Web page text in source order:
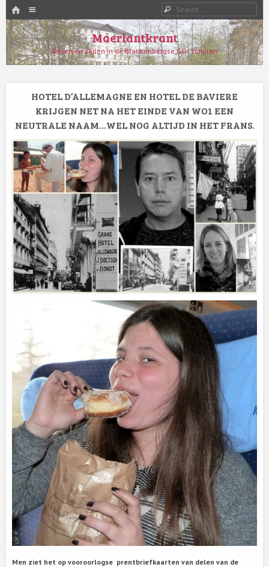
HOME
SKIP TO CONTENT
Search
Maerlantkrant
Reilen en zeilen in de Blankenbergse GO! scholen
HOTEL D’ALLEMAGNE EN HOTEL DE BAVIERE
KRIJGEN NET NA HET EINDE VAN WO1 EEN
NEUTRALE NAAM…WEL NOG ALTIJD IN HET FRANS.
Men ziet het op vooroorlogse prentbriefkaarten van delen van de